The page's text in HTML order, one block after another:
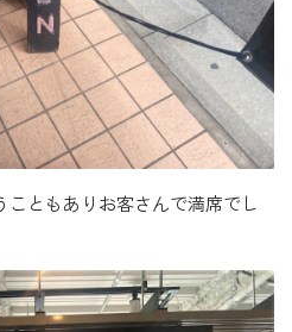
ともありお客さんで満席でし